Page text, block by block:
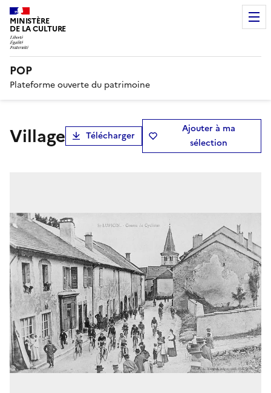
MINISTÈRE
DE LA CULTURE
POP
Plateforme ouverte du patrimoine
village Télécharger
Ajouter à ma
sélection